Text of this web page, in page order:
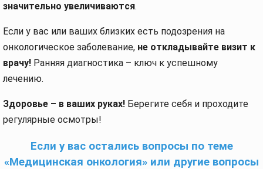
значительно увеличиваются.
Если у вас или ваших близких есть подозрения на
онкологическое заболевание, не откладывайте визит к
врачу! Ранняя диагностика – ключ к успешному
лечению.
Здоровье – в ваших руках! Берегите себя и проходите
регулярные осмотры!
Если у вас остались вопросы по теме
«Медицинская онкология» или другие вопросы